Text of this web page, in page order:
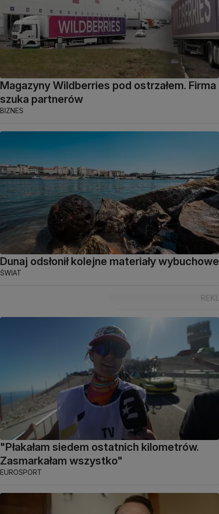
Magazyny Wildberries pod ostrzałem. Firma
szuka partnerów
BIZNES
Dunaj odsłonił kolejne materiały wybuchowe
ŚWIAT
"Płakałam siedem ostatnich kilometrów.
Zasmarkałam wszystko"
EUROSPORT